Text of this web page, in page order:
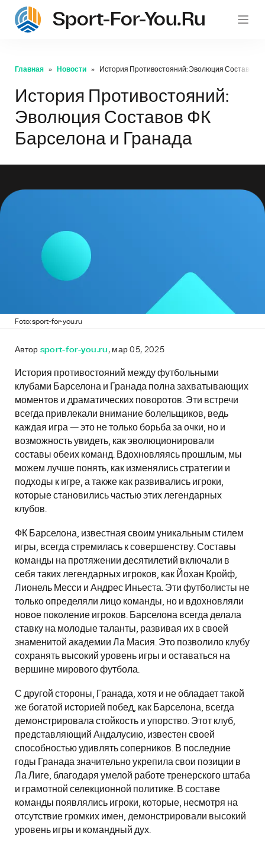
Sport-For-You.ru
Главная Новости История Противостояний: Эволюция Составов
История Противостояний:
Эволюция Составов ФК
Барселона и Гранада
Foto: sport-for-you.ru
Автор sport-for-you.ru , мар 05, 2025
История противостояний между футбольными
клубами Барселона и Гранада полна захватывающих
моментов и драматических поворотов. Эти встречи
всегда привлекали внимание болельщиков, ведь
каждая игра — это не только борьба за очки, но и
возможность увидеть, как эволюционировали
составы обеих команд. Вдохновляясь прошлым, мы
можем лучше понять, как изменялись стратегии и
подходы к игре, а также как развивались игроки,
которые становились частью этих легендарных
клубов.
ФК Барселона, известная своим уникальным стилем
игры, всегда стремилась к совершенству. Составы
команды на протяжении десятилетий включали в
себя таких легендарных игроков, как Йохан Кройф,
Лионель Месси и Андрес Иньеста. Эти футболисты не
только определяли лицо команды, но и вдохновляли
новое поколение игроков. Барселона всегда делала
ставку на молодые таланты, развивая их в своей
знаменитой академии Ла Масия. Это позволило клубу
сохранять высокий уровень игры и оставаться на
вершине мирового футбола.
С другой стороны, Гранада, хотя и не обладает такой
же богатой историей побед, как Барселона, всегда
демонстрировала стойкость и упорство. Этот клуб,
представляющий Андалусию, известен своей
способностью удивлять соперников. В последние
годы Гранада значительно укрепила свои позиции в
Ла Лиге, благодаря умелой работе тренерского штаба
и грамотной селекционной политике. В составе
команды появлялись игроки, которые, несмотря на
отсутствие громких имен, демонстрировали высокий
уровень игры и командный дух.